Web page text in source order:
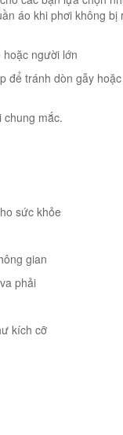
áo khi phơi không
người lớn
để tránh dòn gẫy
chung mắc.
sức khỏe
gian
phải
kích cỡ